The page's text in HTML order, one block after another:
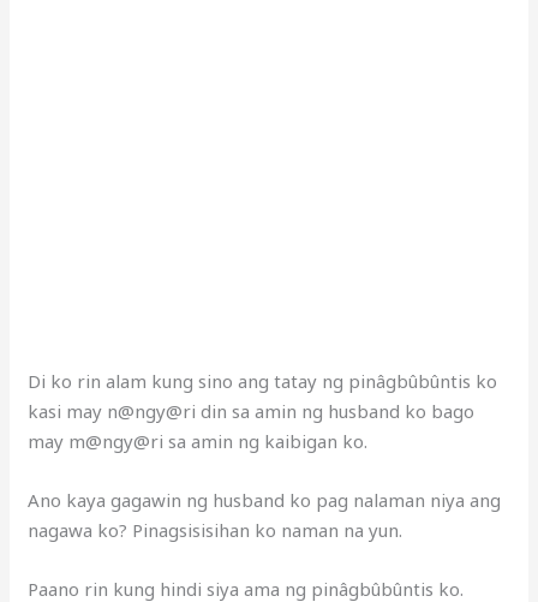
Di ko rin alam kung sino ang tatay ng pinâgbûbûntis ko
kasi may n@ngy@ri din sa amin ng husband ko bago
may m@ngy@ri sa amin ng kaibigan ko.
Ano kaya gagawin ng husband ko pag nalaman niya ang
nagawa ko? Pinagsisisihan ko naman na yun.
Paano rin kung hindi siya ama ng pinâgbûbûntis ko.